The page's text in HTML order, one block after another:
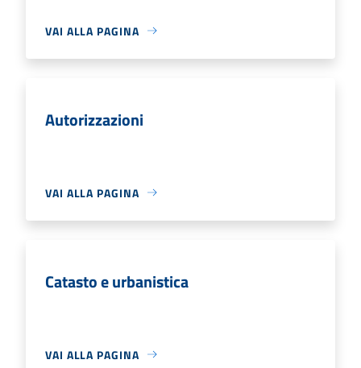
VAI ALLA PAGINA
Autorizzazioni
VAI ALLA PAGINA
Catasto e urbanistica
VAI ALLA PAGINA